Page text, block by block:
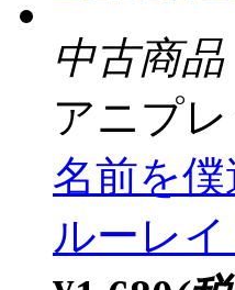
中古商品
アニプ
名前を
ルーレ